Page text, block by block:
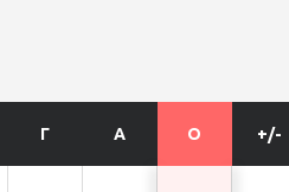
Г А О +/-